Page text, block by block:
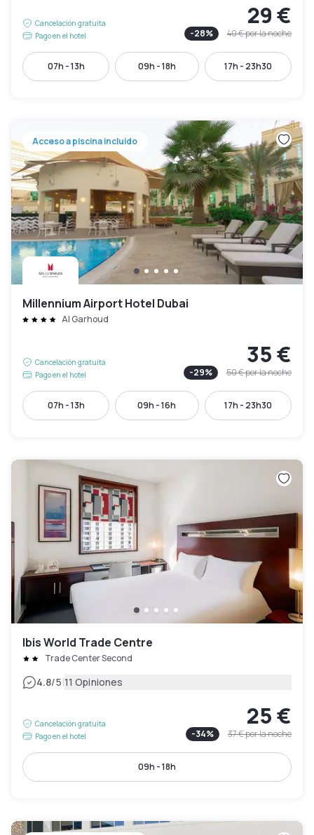
Cancelación gratuita
Pago en el hotel
29 €
-28% 40 €por la noche
07h - 13h 09h - 18h 17h - 23h30
Acceso a piscina incluido
Millennium Airport Hotel Dubai
Al Garhoud
Cancelación gratuita
Pago en el hotel
35 €
-29% 50 €por la noche
07h - 13h 09h - 16h 17h - 23h30
Ibis World Trade Centre
Trade Center Second
4.8/5|11 Opiniones
Cancelación gratuita
Pago en el hotel
25 €
-34% 37 €por la noche
09h - 18h